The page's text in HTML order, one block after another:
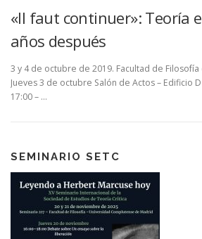
«Il faut continuer»: Teoría
años después
3 y 4 de octubre de 2019. Facultad de
Jueves 3 de octubre Salón de Actos – Edificio
17:00 – …
SEMINARIO SETC